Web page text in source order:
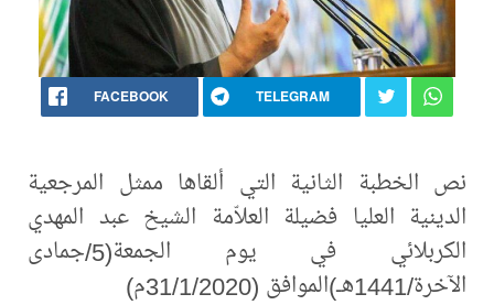
FACEBOOK TELEGRAM
نص الخطبة الثانية التي ألقاها ممثل المرجعية
الدينية العليا فضيلة العلاّمة الشيخ عبد المهدي
الكربلائي في يوم الجمعة(5/جمادى
الآخرة/1441هـ)الموافق (31/1/2020م)